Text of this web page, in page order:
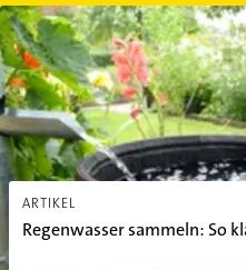
ARTIKEL
Regenwasser sammeln: So
Regenwasser sammeln: So